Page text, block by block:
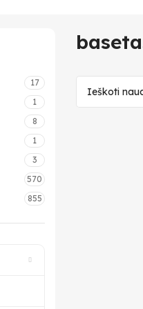
17
1
8
1
3
570
855